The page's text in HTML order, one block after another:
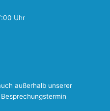
Uhr
außerhalb unserer